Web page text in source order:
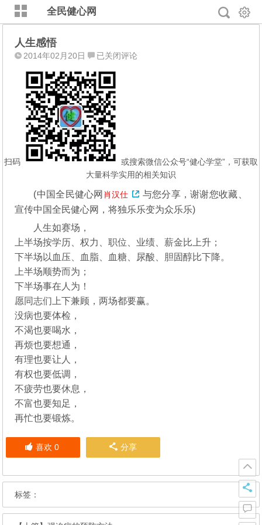
全民健心网
人生感悟
2014年02月20日
人
感
悟
已关闭评论
扫码
或搜索微信公众号“健心学堂”，可获取
大量科学实用的相关知识
(中国全民健心网 肖汉仕
与您分享，谢谢您收藏、
宣传中国全民健心网，将独乐乐变为众乐乐)
人生如赛场，
上半场按学历、权力、职位、业绩、薪金比上升；
下半场以血压、血脂、血糖、尿酸、胆固醇比下降。
上半场顺势而为；
下半场事在人为！
愿同志们上下兼顾，两场都要赢。
没病也要体检，
不渴也要喝水，
再烦也要想通，
有理也要让人，
有权也要低调，
不疲劳也要休息，
不富也要知足，
再忙也要锻炼。
喜欢 0 分享
标签：